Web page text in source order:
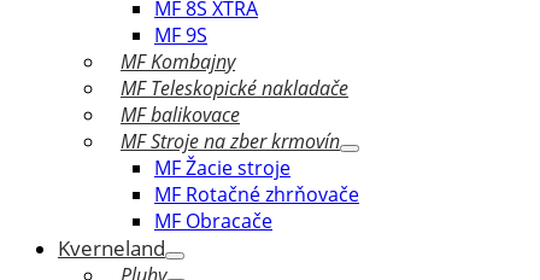
MF 8S XTRA
MF 9S
MF Kombajny
MF Teleskopické nakladače
MF balikovace
MF Stroje na zber krmovín
MF Žacie stroje
MF Rotačné zhrňovače
MF Obracače
Kverneland